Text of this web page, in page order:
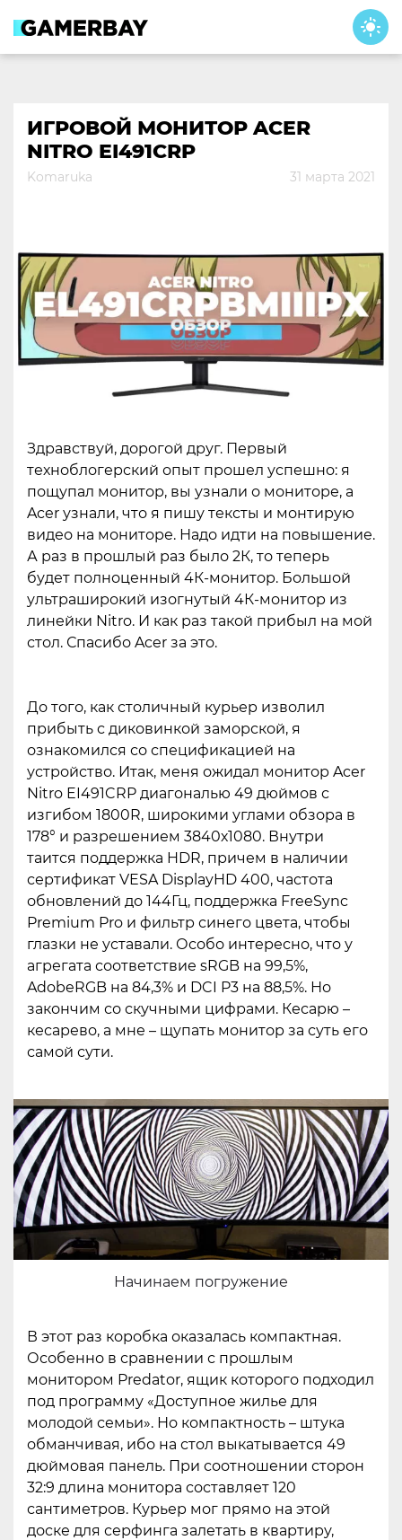
content
ИГРОВОЙ МОНИТОР ACER
NITRO EI491CRP
Komaruka 31 марта 2021
Здравствуй, дорогой друг. Первый
техноблогерский опыт прошел успешно: я
пощупал монитор, вы узнали о мониторе, а
Acer узнали, что я пишу тексты и монтирую
видео на мониторе. Надо идти на повышение.
А раз в прошлый раз было 2К, то теперь
будет полноценный 4К-монитор. Большой
ультраширокий изогнутый 4К-монитор из
линейки Nitro. И как раз такой прибыл на мой
стол. Спасибо Acer за это.
До того, как столичный курьер изволил
прибыть с диковинкой заморской, я
ознакомился со спецификацией на
устройство. Итак, меня ожидал монитор Acer
Nitro EI491CRP диагональю 49 дюймов с
изгибом 1800R, широкими углами обзора в
178° и разрешением 3840х1080. Внутри
таится поддержка HDR, причем в наличии
сертификат VESA DisplayHD 400, частота
обновлений до 144Гц, поддержка FreeSync
Premium Pro и фильтр синего цвета, чтобы
глазки не уставали. Особо интересно, что у
агрегата соответствие sRGB на 99,5%,
AdobeRGB на 84,3% и DCI P3 на 88,5%. Но
закончим со скучными цифрами. Кесарю –
кесарево, а мне – щупать монитор за суть его
самой сути.
Начинаем погружение
В этот раз коробка оказалась компактная.
Особенно в сравнении с прошлым
монитором Predator, ящик которого подходил
под программу «Доступное жилье для
молодой семьи». Но компактность – штука
обманчивая, ибо на стол выкатывается 49
дюймовая панель. При соотношении сторон
32:9 длина монитора составляет 120
сантиметров. Курьер мог прямо на этой
доске для серфинга залетать в квартиру,